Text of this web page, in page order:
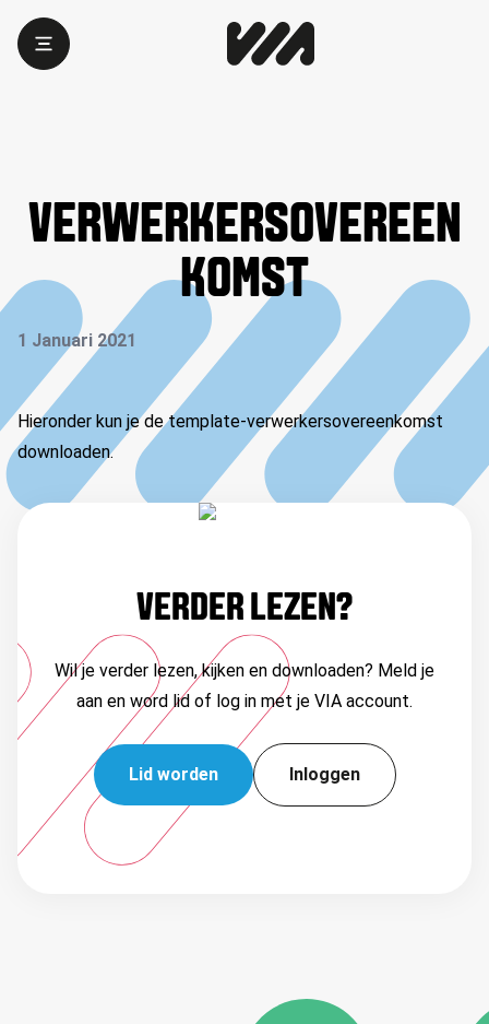
VERWERKERSOVEREEN
KOMST
1 Januari 2021
Hieronder kun je de template-verwerkersovereenkomst
downloaden.
VERDER LEZEN?
Wil je verder lezen, kijken en downloaden? Meld je
aan en word lid of log in met je VIA account.
Lid worden Inloggen